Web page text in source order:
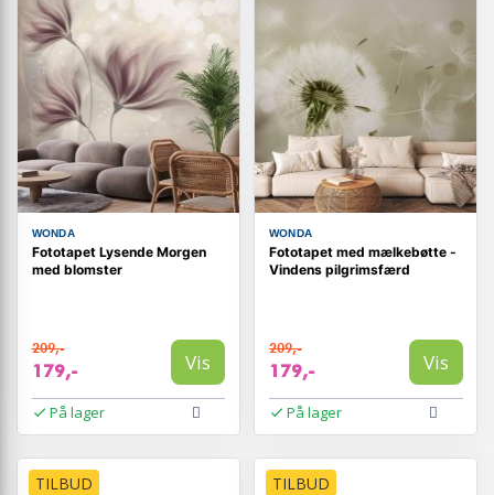
WONDA
Fototapet Lysende Morgen
med blomster
209,-
179,- Vis
På lager
WONDA
Fototapet med mælkebøtte -
Vindens pilgrimsfærd
209,-
179,- Vis
På lager
TILBUD TILBUD